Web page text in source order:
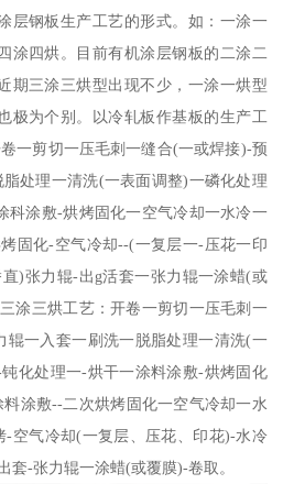
层钢板生产工艺的形式。如：一涂一
涂四烘。目前有机涂层钢板的二涂二
期三涂三烘型出现不少，一涂一烘型
极为个别。以冷轧板作基板的生产工
一剪切一压毛刺一缝合(一或焊接)-预
处理一清洗(一表面调整)一磷化处理
科涂敷-烘烤固化一空气冷却一水冷一
固化-空气冷却--(一复层一-压花一印
)张力辊-出g活套一张力辊一涂蜡(或
涂三烘工艺：开卷一剪切一压毛刺一
一入套一刷洗一脱脂处理一清洗(一
化处理一-烘干一涂料涂敷-烘烤固化
涂敷--二次烘烤固化一空气冷却一水
空气冷却(一复层、压花、印花)-水冷
套-张力辊一涂蜡(或覆膜)-卷取。